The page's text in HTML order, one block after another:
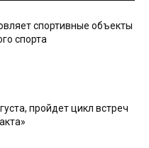
спортивные объекты
спорта
пройдет цикл встреч